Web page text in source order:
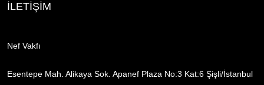
İLETİŞİM
Nef Vakfı
Esentepe Mah. Alikaya Sok. Apanef Plaza No:3 Kat:6 Şişli/İstanbul